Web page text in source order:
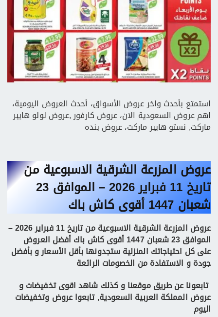
استمتع بأحدث واخر عروض الأسواق، أحدث العروض اليومية،
اهم عروض السعودية الان، عروض كارفور ,عروض لولو هايبر
ماركت, نستو هايبر ماركت، عروض بنده
عروض المزرعة الشرقية الاسبوعية من
تاريخ 11 فبراير 2026 – الموافق 23
شعبان 1447 أقوى كاش باك
عروض المزرعة الشرقية الاسبوعية من تاريخ 11 فبراير 2026 –
الموافق 23 شعبان 1447 أقوى كاش باك أفضل العروض
على كل احتياجاتك المنزلية ستجدونها بأقل الأسعار و بأفضل
جودة و الاستفادة من الخصومات الرائعة
تابعونا عن طريق موقعناو كذلك شاهد اقوى تخفيضات و
عروض المملكة العربية السعودية, تابعوا عروض وتخفيضات
اليوم